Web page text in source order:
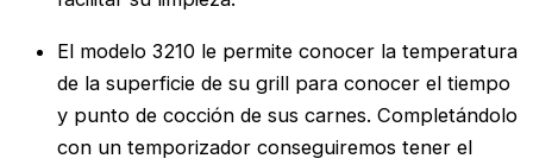
El modelo 3210 le permite conocer la temperatura
de la superficie de su grill para conocer el tiempo
y punto de cocción de sus carnes. Completándolo
con un temporizador conseguiremos tener el